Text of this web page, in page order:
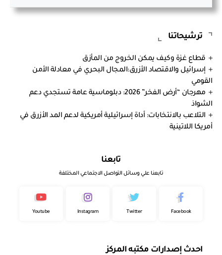
ترشيحاتنا
قطاع غزة وكيف يمكن الخروج من المأزق
إسرائيل والاقتصاد الأزرق:المجال البحري في معادلة الأمن
القومي
مهرجان “أرض الفخر” 2026: دبلوماسية عامة تستجدي دعم
الشواذ
التلاعب بالانتخابات: أداة إسرائيلية أمريكية لدعم المد الأزرق في
أمريكا اللاتينية
تابعنا
تابعنا علي وسائل التواصل الاجتماعي المختلفة
Facebook
Twitter
Instagram
Youtube
احدث إصدارات مكتبه المركز